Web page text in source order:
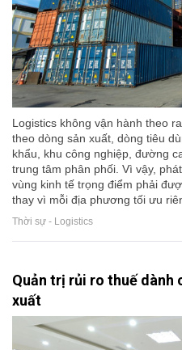
Logistics không vận hành theo
theo dòng sản xuất, dòng tiêu
khẩu, khu công nghiệp, đường
trung tâm phân phối. Vì vậy,
vùng kinh tế trọng điểm phải
thay vì mỗi địa phương tối ưu
Thời sự - Logistics
Quản trị rủi ro thuế dành
xuất